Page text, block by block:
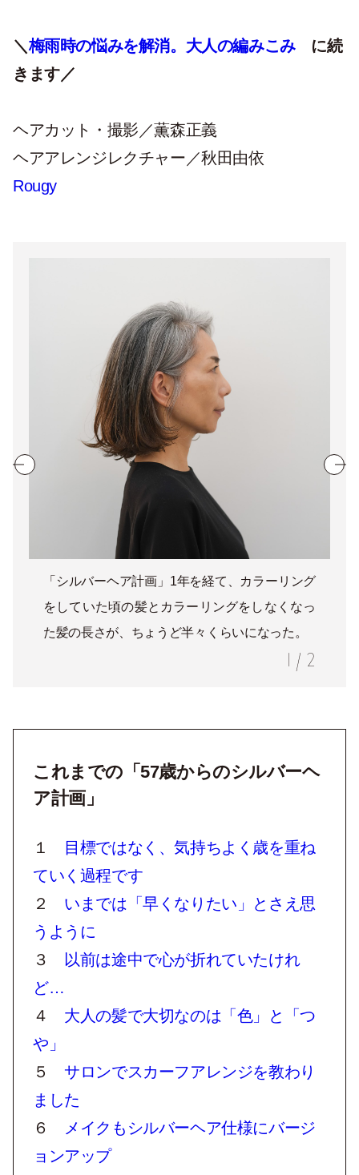
＼梅雨時の悩みを解消。大人の編みこみに続
きます／
ヘアカット・撮影／薫森正義
ヘアアレンジレクチャー／秋田由依
Rougy
「シルバーヘア計画」1年を経て、カラーリング
をしていた頃の髪とカラーリングをしなくなっ
た髪の長さが、ちょうど半々くらいになった。
1 / 2
これまでの「57歳からのシルバーヘ
ア計画」
１
目標ではなく、気持ちよく歳を重ね
ていく過程です
２ いまでは「早くなりたい」とさえ思
うように
３
以前は途中で心が折れていたけれ
ど…
４ 大人の髪で大切なのは「色」と「つ
や」
５サロンでスカーフアレンジを教わり
ました
６
メイクもシルバーヘア仕様にバージ
ョンアップ